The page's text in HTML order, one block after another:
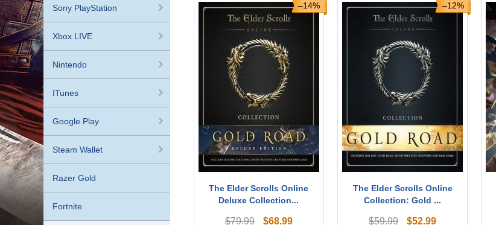
Sony PlayStation
Xbox LIVE
Nintendo
ITunes
Google Play
Steam Wallet
Razer Gold
Fortnite
–14%
The Elder Scrolls Online
Deluxe Collection...
$79.99 $68.99
–12%
The Elder Scrolls Online
Collection: Gold ...
$59.99 $52.99